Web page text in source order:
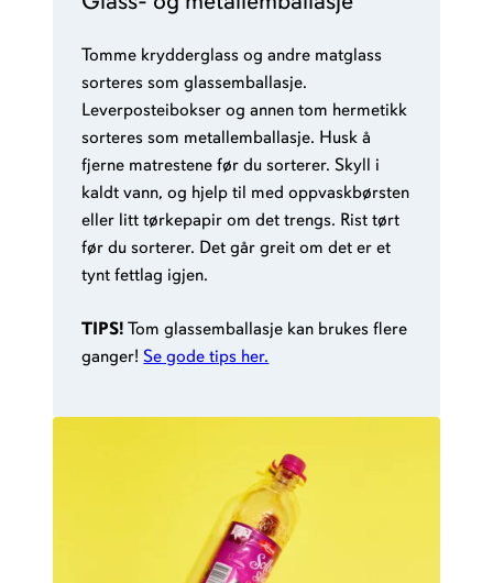
Tomme krydderglass og andre matglass
sorteres som glassemballasje.
Leverposteibokser og annen tom hermetikk
sorteres som metallemballasje. Husk å
fjerne matrestene før du sorterer. Skyll i
kaldt vann, og hjelp til med oppvaskbørsten
eller litt tørkepapir om det trengs. Rist tørt
før du sorterer. Det går greit om det er et
tynt fettlag igjen.
TIPS! Tom glassemballasje kan brukes flere
ganger!Se gode tips her.